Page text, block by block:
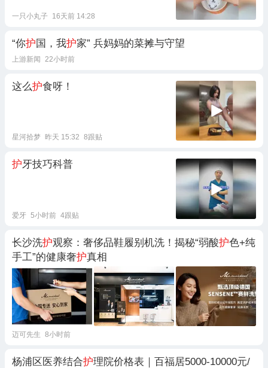
一只小丸子 16天前 14:28
“你护国，我护家” 兵妈妈的菜摊与守望
上游新闻 22小时前
这么护食呀！
星河拾梦 昨天 15:32 8跟贴
护牙技巧科普
爱牙 5小时前 4跟贴
长沙洗护观察：奢侈品鞋履别机洗！揭秘“弱酸护色+纯
手工”的健康奢护真相
迈可先生 8小时前
杨浦区医养结合护理院价格表｜百福居5000-10000元/